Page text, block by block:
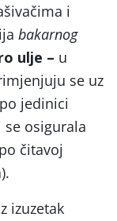
i
bakarnog
ulje – u
se uz
jedinici
se osigurala
čitavoj
izuzetak